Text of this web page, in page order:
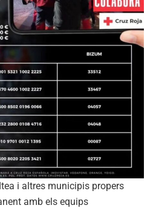
i altres municipis propers
amb els equips